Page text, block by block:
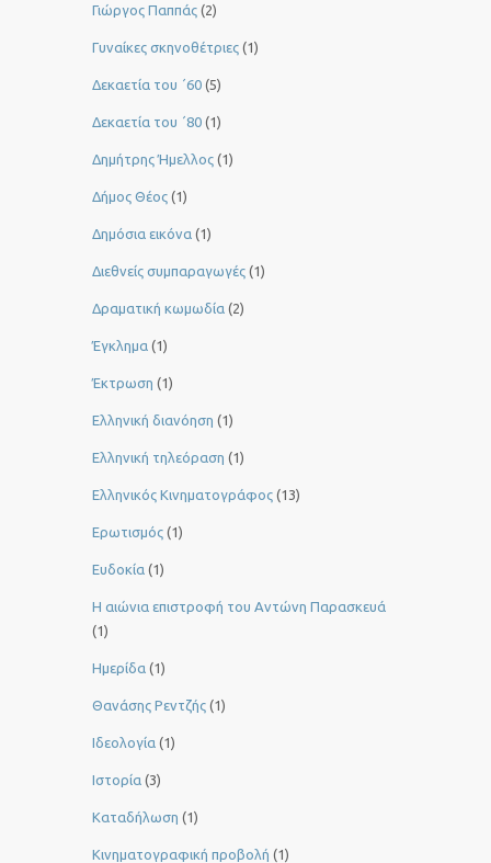
Γιώργος Παππάς (2)
Γυναίκες σκηνοθέτριες (1)
Δεκαετία του ΄60 (5)
Δεκαετία του ΄80 (1)
Δημήτρης Ήμελλος (1)
Δήμος Θέος (1)
Δημόσια εικόνα (1)
Διεθνείς συμπαραγωγές (1)
Δραματική κωμωδία (2)
Έγκλημα (1)
Έκτρωση (1)
Ελληνική διανόηση (1)
Ελληνική τηλεόραση (1)
Ελληνικός Κινηματογράφος (13)
Ερωτισμός (1)
Ευδοκία (1)
Η αιώνια επιστροφή του Αντώνη Παρασκευά
(1)
Ημερίδα (1)
Θανάσης Ρεντζής (1)
Ιδεολογία (1)
Ιστορία (3)
Καταδήλωση (1)
Κινηματογραφική προβολή (1)